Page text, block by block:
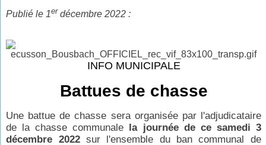
Publié le 1er décembre 2022 :
INFO MUNICIPALE
Battues de chasse
Une battue de chasse sera organisée par l'adjudicataire
de la chasse communale
la journée de ce samedi 3
décembre 2022sur l'ensemble du ban communal de